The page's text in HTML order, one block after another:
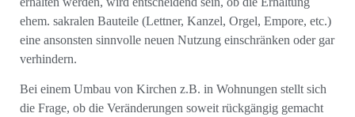
ehem. sakralen Bauteile (Lettner, Kanzel, Orgel, Empore, etc.)
eine ansonsten sinnvolle neuen Nut­zung einschränken oder gar
verhindern.
Bei einem Umbau von Kir­chen z.B. in Wohnungen stellt sich
die Frage, ob die Veränderun­gen soweit rückgängig gemacht